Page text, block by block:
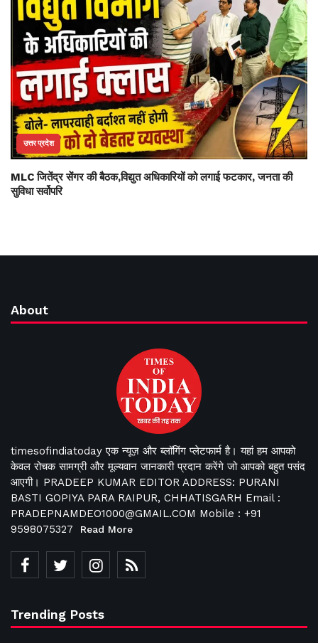
उत्तर प्रदेश
MLC जितेंद्र सेंगर की बैठक,विद्युत अधिकारियों को लगाई फटकार, जनता की
सुविधा सर्वोपरि
About
timesofindiatoday एक न्यूज़ और ब्लॉगिंग प्लेटफार्म है। यहां हम आपको
केवल रोचक सामग्री और मूल्यवान जानकारी प्रदान करेंगे जो आपको बहुत पसंद
आएगी। PRADEEP KUMAR EDITOR ADDRESS: PURANI
BASTI GOPIYA PARA RAIPUR, CHHATISGARH Email :
PRADEPNAMDEO1000@GMAIL.COM Mobile : +91
9598075327
Read More
Trending Posts